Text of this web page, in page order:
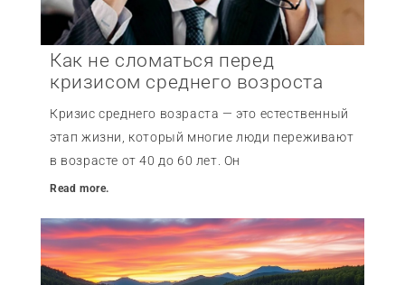
Как не сломаться перед
кризисом среднего возроста
Кризис среднего возраста — это естественный
этап жизни, который многие люди переживают
в возрасте от 40 до 60 лет. Он
Read more.